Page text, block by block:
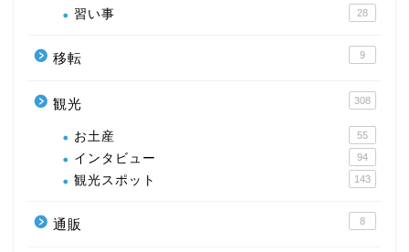
習い事 28
移転 9
観光 308
お土産 55
インタビュー 94
観光スポット 143
通販 8